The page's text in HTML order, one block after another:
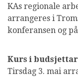
KAs regionale
arrangeres i
konferansen og
Kurs i
Tirsdag 3. mai